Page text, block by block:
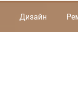
Дизайн